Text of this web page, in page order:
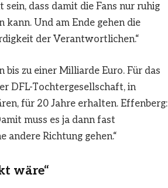
dass damit die Fans nur ruhig
Und am Ende gehen die
der Verantwortlichen.“
zu einer Milliarde Euro. Für das
DFL-Tochtergesellschaft, in
für 20 Jahre erhalten. Effenberg:
muss es ja dann fast
andere Richtung gehen.“
wäre“